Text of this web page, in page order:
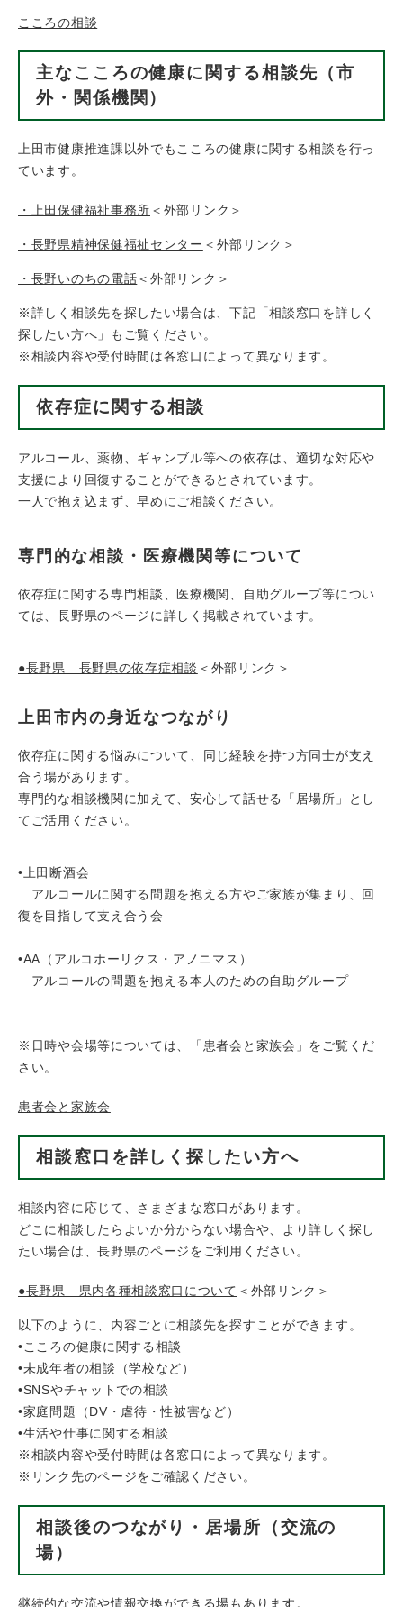
こころの相談
主なこころの健康に関する相談先（市
外・関係機関）
上田市健康推進課以外でもこころの健康に関する相談を行っ
ています。
・上田保健福祉事務所 ＜外部リンク＞
・長野県精神保健福祉センター ＜外部リンク＞
・長野いのちの電話＜外部リンク＞
※詳しく相談先を探したい場合は、下記「相談窓口を詳しく
探したい方へ」もご覧ください。
※相談内容や受付時間は各窓口によって異なります。
依存症に関する相談
アルコール、薬物、ギャンブル等への依存は、適切な対応や
支援により回復することができるとされています。
一人で抱え込まず、早めにご相談ください。
専門的な相談・医療機関等について
依存症に関する専門相談、医療機関、自助グループ等につい
ては、長野県のページに詳しく掲載されています。
●長野県 長野県の依存症相談 ＜外部リンク＞
上田市内の身近なつながり
依存症に関する悩みについて、同じ経験を持つ方同士が支え
合う場があります。
専門的な相談機関に加えて、安心して話せる「居場所」とし
てご活用ください。
•上田断酒会
アルコールに関する問題を抱える方やご家族が集まり、回
復を目指して支え合う会
•AA（アルコホーリクス・アノニマス）
アルコールの問題を抱える本人のための自助グループ
※日時や会場等については、「患者会と家族会」をご覧くだ
さい。
患者会と家族会
相談窓口を詳しく探したい方へ
相談内容に応じて、さまざまな窓口があります。
どこに相談したらよいか分からない場合や、より詳しく探し
たい場合は、長野県のページをご利用ください。
●長野県 県内各種相談窓口について ＜外部リンク＞
以下のように、内容ごとに相談先を探すことができます。
•こころの健康に関する相談
•未成年者の相談（学校など）
•SNSやチャットでの相談
•家庭問題（DV・虐待・性被害など）
•生活や仕事に関する相談
※相談内容や受付時間は各窓口によって異なります。
※リンク先のページをご確認ください。
相談後のつながり・居場所（交流の
場）
継続的な交流や情報交換ができる場もあります。